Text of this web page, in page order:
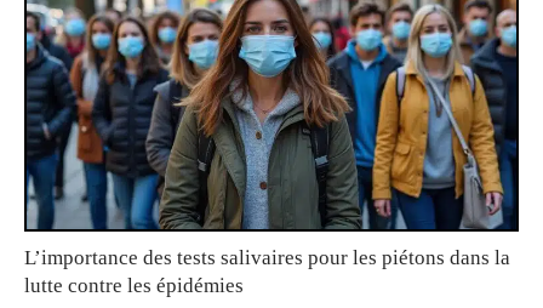
L’importance des tests salivaires pour les piétons dans la
lutte contre les épidémies